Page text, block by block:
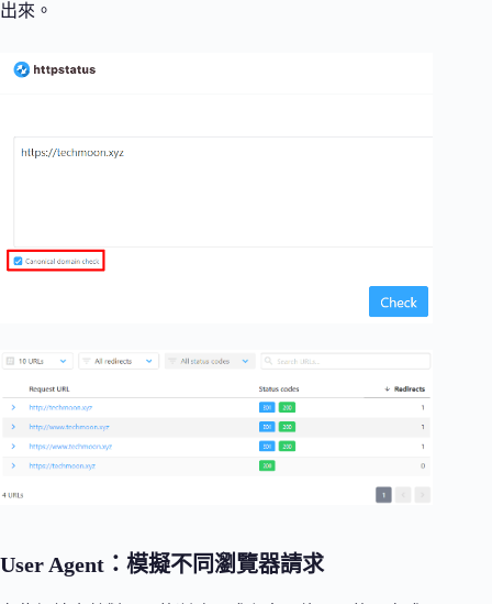
出來。
User Agent：模擬不同瀏覽器請求